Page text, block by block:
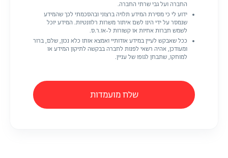
החברה ועל גבי שרתי החברה.
ידוע לי כי מסירת המידע תלויה ברצוני ובהסכמתי לכך שהמידע
שנמסר על ידי הינו לשם איתור משרות רלוונטיות. המידע יוכל
לשמש חברות אחיות או קשורות ל-או.ר.ס.
ככל שאבקש לעיין במידע אודותיי ואמצא אותו כלא נכון, שלם, ברור
ומעודכן, אהיה רשאי לפנות לחברה בבקשה לתיקון המידע או
למוחקו, שתבחן לגופו של עניין.
שלח מועמדות